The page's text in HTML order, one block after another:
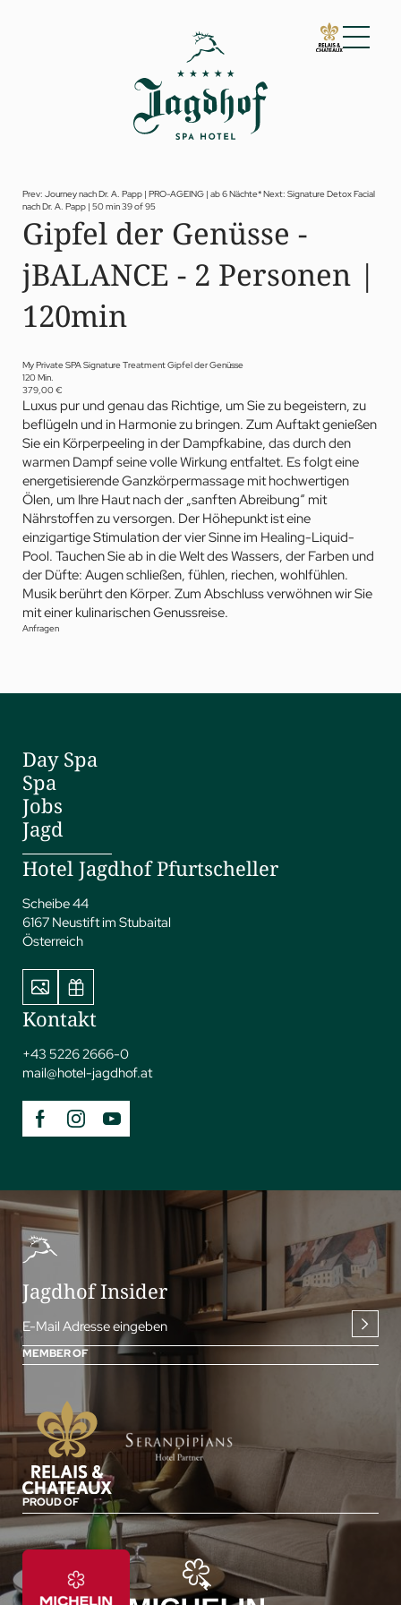
01 Der Jagdhof
02 Zimmer & Suiten
Spa
Fitness
Private Spa Suite
Jagdhof Specials nach Dr. A. Papp
Day Spa
Yoga
06 Aktivitäten
07 Events
Prev: Journey nach Dr. A. Papp | PRO-AGEING | ab 6 Nächte*Next: Signature Detox Facial
nach Dr. A. Papp | 50 min39 of 95
Gipfel der Genüsse -
jBALANCE - 2 Personen |
120min
My Private SPA Signature Treatment Gipfel der Genüsse
120 Min.
379,00 €
Luxus pur und genau das Richtige, um Sie zu begeistern, zu
beflügeln und in Harmonie zu bringen. Zum Auftakt genießen
Sie ein Körperpeeling in der Dampfkabine, das durch den
warmen Dampf seine volle Wirkung entfaltet. Es folgt eine
energetisierende Ganzkörpermassage mit hochwertigen
Ölen, um Ihre Haut nach der „sanften Abreibung“ mit
Nährstoffen zu versorgen. Der Höhepunkt ist eine
einzigartige Stimulation der vier Sinne im Healing-Liquid-
Pool. Tauchen Sie ab in die Welt des Wassers, der Farben und
der Düfte: Augen schließen, fühlen, riechen, wohlfühlen.
Musik berührt den Körper. Zum Abschluss verwöhnen wir Sie
mit einer kulinarischen Genussreise.
Anfragen
Day Spa
Spa
Jobs
Jagd
Hotel Jagdhof Pfurtscheller
Scheibe 44
6167 Neustift im Stubaital
Österreich
Kontakt
+43 5226 2666-0
mail@hotel-jagdhof.at
Jagdhof Insider
E-Mail Adresse eingeben
MEMBER OF
PROUD OF